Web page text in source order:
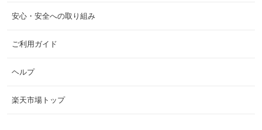
安心・安全への取り組み
ご利用ガイド
ヘルプ
楽天市場トップ